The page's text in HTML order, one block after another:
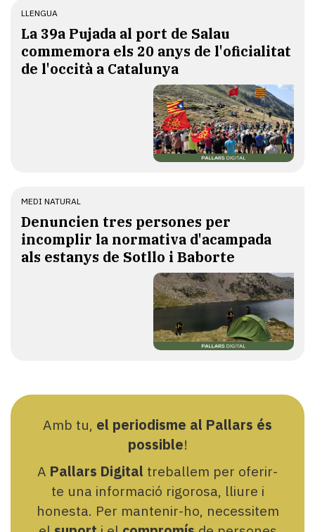
LLENGUA
​La 39a Pujada al port de Salau
commemora els 20 anys de l'oficialitat
de l'occità a Catalunya
MEDI NATURAL
Denuncien tres persones per
incomplir la normativa d'acampada
als estanys de Sotllo i Baborte
Amb tu, el periodisme al Pallars és
possible!
A Pallars Digital treballem per oferir-
te una informació rigorosa, lliure i
honesta. Per mantenir-ho, necessitem